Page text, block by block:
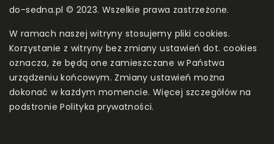
do-sedna.pl © 2023. Wszelkie prawa zastrzeżone.
W ramach naszej witryny stosujemy pliki cookies.
Korzystanie z witryny bez zmiany ustawień dot. cookies
oznacza, że będą one zamieszczane w Państwa
urządzeniu końcowym. Zmiany ustawień można
dokonać w każdym momencie. Więcej szczegółów na
podstroniePolityka prywatności.